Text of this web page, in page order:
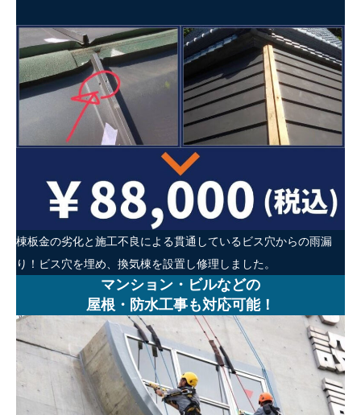
棟板金の劣化と施工不良による貫通しているビス穴からの雨漏
り！ビス穴を埋め、換気棟を設置し修理しました。
マンション・ビルなどの
屋根・防水工事も対応可能！